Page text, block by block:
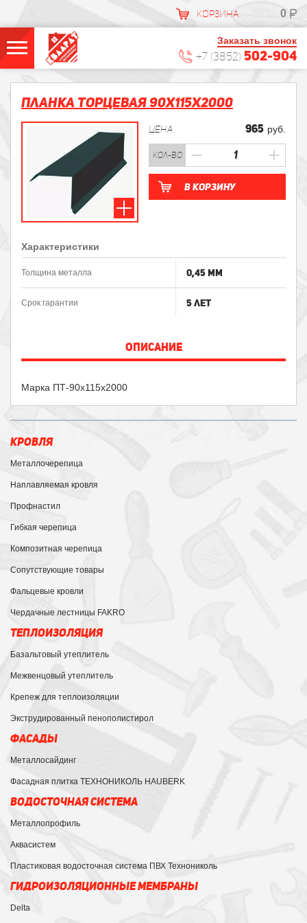
КОРЗИНА 0
Заказать звонок
+7 (3852) 502-904
Планка торцевая 90х115х2000
ЦЕНА 965 руб.
кол-во
В корзину
Характеристики
Толщина металла 0,45 мм
Срок гарантии 5 лет
ОПИСАНИЕ
Марка ПТ-90х115х2000
КРОВЛЯ
Металлочерепица
Наплавляемая кровля
Профнастил
Гибкая черепица
Композитная черепица
Сопутствующие товары
Фальцевые кровли
Чердачные лестницы FAKRO
ТЕПЛОИЗОЛЯЦИЯ
Базальтовый утеплитель
Межвенцовый утеплитель
Крепеж для теплоизоляции
Экструдированный пенополистирол
ФАСАДЫ
Металлосайдинг
Фасадная плитка ТЕХНОНИКОЛЬ HAUBERK
ВОДОСТОЧНАЯ СИСТЕМА
Металлопрофиль
Аквасистем
Пластиковая водосточная система ПВХ Технониколь
ГИДРОИЗОЛЯЦИОННЫЕ МЕМБРАНЫ
Delta